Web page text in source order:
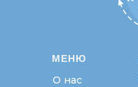
МЕНЮ
О нас